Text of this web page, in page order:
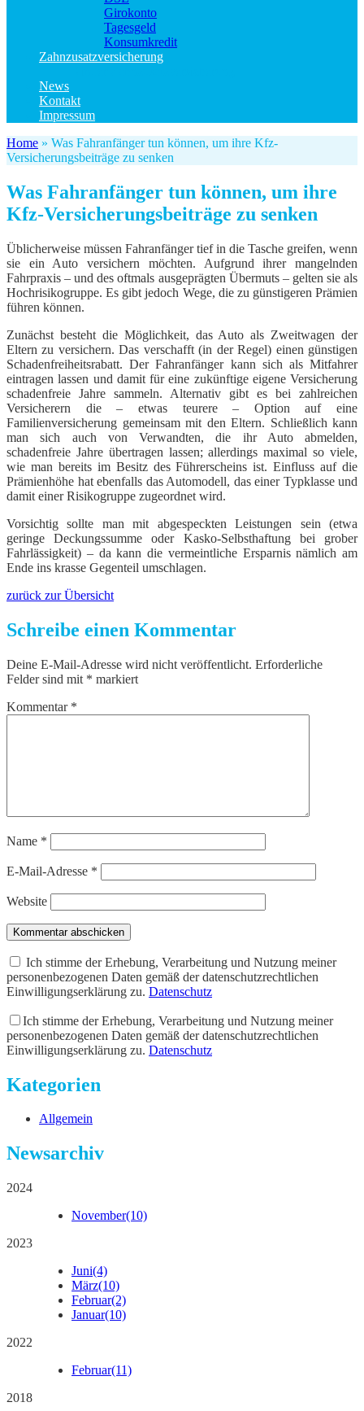
Girokonto
Tagesgeld
Konsumkredit
Zahnzusatzversicherung
News
Kontakt
Impressum
Home » Was Fahranfänger tun können, um ihre Kfz-
Versicherungsbeiträge zu senken
Was Fahranfänger tun können, um ihre
Kfz-Versicherungsbeiträge zu senken
Üblicherweise müssen Fahranfänger tief in die Tasche greifen, wenn
sie ein Auto versichern möchten. Aufgrund ihrer mangelnden
Fahrpraxis – und des oftmals ausgeprägten Übermuts – gelten sie als
Hochrisikogruppe. Es gibt jedoch Wege, die zu günstigeren Prämien
führen können.
Zunächst besteht die Möglichkeit, das Auto als Zweitwagen der
Eltern zu versichern. Das verschafft (in der Regel) einen günstigen
Schadenfreiheitsrabatt. Der Fahranfänger kann sich als Mitfahrer
eintragen lassen und damit für eine zukünftige eigene Versicherung
schadenfreie Jahre sammeln. Alternativ gibt es bei zahlreichen
Versicherern die – etwas teurere – Option auf eine
Familienversicherung gemeinsam mit den Eltern. Schließlich kann
man sich auch von Verwandten, die ihr Auto abmelden,
schadenfreie Jahre übertragen lassen; allerdings maximal so viele,
wie man bereits im Besitz des Führerscheins ist. Einfluss auf die
Prämienhöhe hat ebenfalls das Automodell, das einer Typklasse und
damit einer Risikogruppe zugeordnet wird.
Vorsichtig sollte man mit abgespeckten Leistungen sein (etwa
geringe Deckungssumme oder Kasko-Selbsthaftung bei grober
Fahrlässigkeit) – da kann die vermeintliche Ersparnis nämlich am
Ende ins krasse Gegenteil umschlagen.
zurück zur Übersicht
Schreibe einen Kommentar
Deine E-Mail-Adresse wird nicht veröffentlicht. Erforderliche
Felder sind mit * markiert
Kommentar *
Name *
E-Mail-Adresse *
Website
Kommentar abschicken
Ich stimme der Erhebung, Verarbeitung und Nutzung meiner
personenbezogenen Daten gemäß der datenschutzrechtlichen
Einwilligungserklärung zu. Datenschutz
Ich stimme der Erhebung, Verarbeitung und Nutzung meiner
personenbezogenen Daten gemäß der datenschutzrechtlichen
Einwilligungserklärung zu. Datenschutz
Kategorien
Allgemein
Newsarchiv
2024
November(10)
2023
Juni(4)
März(10)
Februar(2)
Januar(10)
2022
Februar(11)
2018